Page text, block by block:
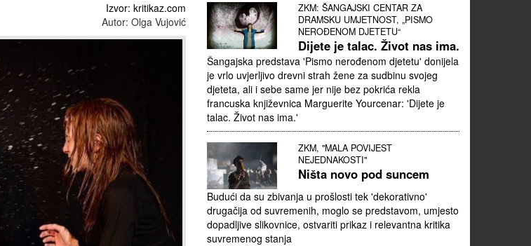
Izvor: kritikaz.com
Autor: Olga Vujović
ZKM: ŠANGAJSKI CENTAR ZA
DRAMSKU UMJETNOST, „PISMO
NEROĐENOM DJETETU“
Dijete je talac. Život nas ima.
Šangajska predstava 'Pismo nerođenom djetetu' donijela
je vrlo uvjerljivo drevni strah žene za sudbinu svojeg
djeteta, ali i sebe same jer nije bez pokrića rekla
francuska književnica Marguerite Yourcenar: 'Dijete je
talac. Život nas ima.'
ZKM, "MALA POVIJEST
NEJEDNAKOSTI"
Ništa novo pod suncem
Budući da su zbivanja u prošlosti tek 'dekorativno'
drugačija od suvremenih, moglo se predstavom, umjesto
dopadljive slikovnice, ostvariti prikaz i relevantna kritika
suvremenog stanja